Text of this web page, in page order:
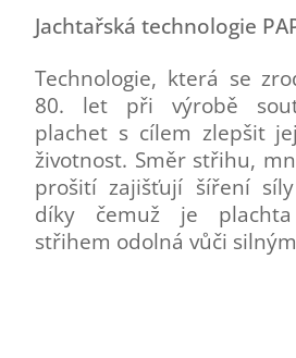
Jachtařská technologie
Technologie, která se
80. let při výrobě
plachet s cílem zlepšit
životnost. Směr střihu,
prošití zajišťují šíření
díky čemuž je
střihem odolná vůči